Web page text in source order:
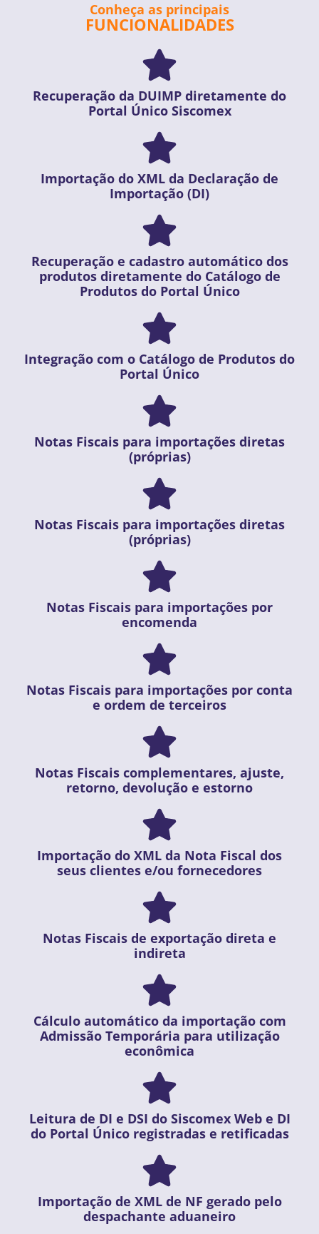
Conheça as principais
FUNCIONALIDADES
Recuperação da DUIMP diretamente do
Portal Único Siscomex
Importação do XML da Declaração de
Importação (DI)
Recuperação e cadastro automático dos
produtos diretamente do Catálogo de
Produtos do Portal Único
Integração com o Catálogo de Produtos do
Portal Único
Notas Fiscais para importações diretas
(próprias)
Notas Fiscais para importações diretas
(próprias)
Notas Fiscais para importações por
encomenda
Notas Fiscais para importações por conta
e ordem de terceiros
Notas Fiscais complementares, ajuste,
retorno, devolução e estorno
Importação do XML da Nota Fiscal dos
seus clientes e/ou fornecedores
Notas Fiscais de exportação direta e
indireta
Cálculo automático da importação com
Admissão Temporária para utilização
econômica
Leitura de DI e DSI do Siscomex Web e DI
do Portal Único registradas e retificadas
Importação de XML de NF gerado pelo
despachante aduaneiro